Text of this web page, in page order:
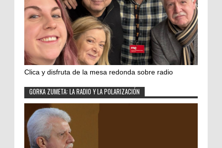
Clica y disfruta de la mesa redonda sobre radio
GORKA ZUMETA: LA RADIO Y LA POLARIZACIÓN